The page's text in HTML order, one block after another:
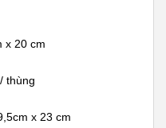
x 20 cm
thùng
x 23 cm